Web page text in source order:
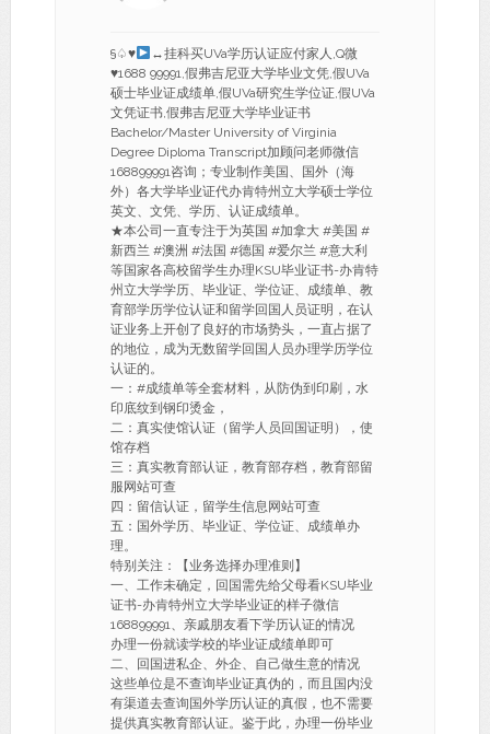
§♤♥ ↔挂科买UVa学历认证应付家人,Q微
♥1688 99991,假弗吉尼亚大学毕业文凭,假UVa
硕士毕业证成绩单,假UVa研究生学位证,假UVa
文凭证书,假弗吉尼亚大学毕业证书
Bachelor/Master University of Virginia
Degree Diploma Transcript加顾问老师微信
168899991咨询；专业制作美国、国外（海
外）各大学毕业证代办肯特州立大学硕士学位
英文、文凭、学历、认证成绩单。
★本公司一直专注于为英国 #加拿大 #美国 #
新西兰 #澳洲 #法国 #德国 #爱尔兰 #意大利
等国家各高校留学生办理KSU毕业证书-办肯特
州立大学学历、毕业证、学位证、成绩单、教
育部学历学位认证和留学回国人员证明，在认
证业务上开创了良好的市场势头，一直占据了
的地位，成为无数留学回国人员办理学历学位
认证的。
一：#成绩单等全套材料，从防伪到印刷，水
印底纹到钢印烫金，
二：真实使馆认证（留学人员回国证明），使
馆存档
三：真实教育部认证，教育部存档，教育部留
服网站可查
四：留信认证，留学生信息网站可查
五：国外学历、毕业证、学位证、成绩单办
理。
特别关注：【业务选择办理准则】
一、工作未确定，回国需先给父母看KSU毕业
证书-办肯特州立大学毕业证的样子微信
168899991、亲戚朋友看下学历认证的情况
办理一份就读学校的毕业证成绩单即可
二、回国进私企、外企、自己做生意的情况
这些单位是不查询毕业证真伪的，而且国内没
有渠道去查询国外学历认证的真假，也不需要
提供真实教育部认证。鉴于此，办理一份毕业